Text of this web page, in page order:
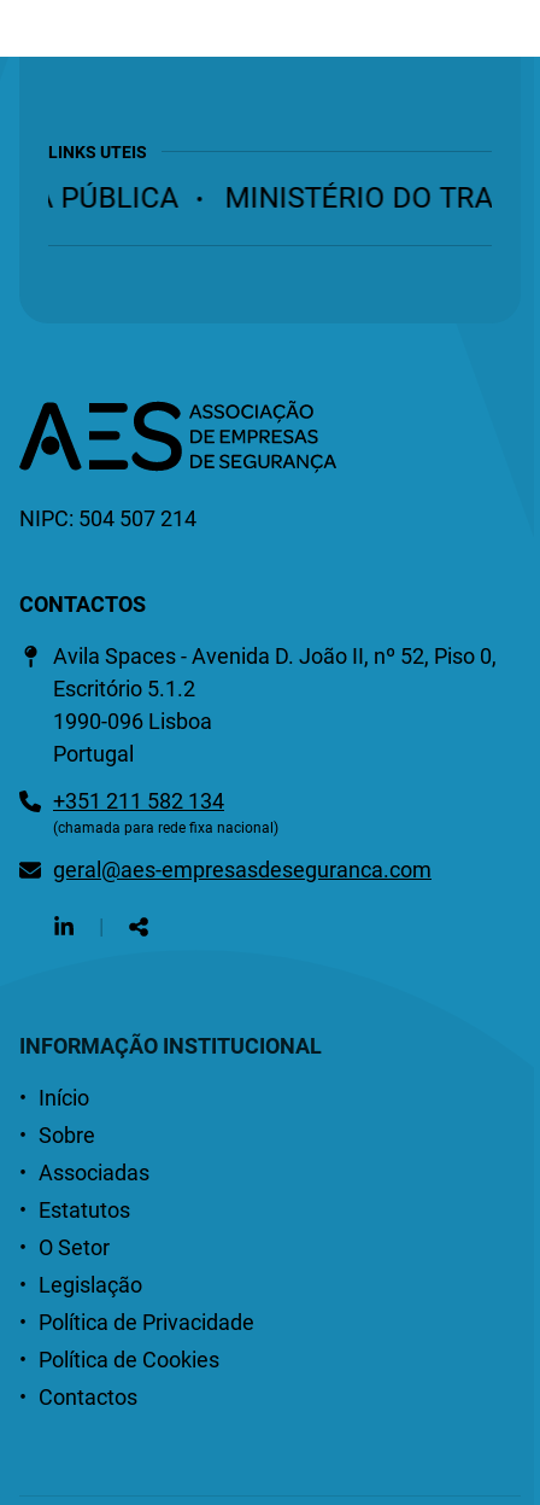
LINKS UTEIS
PÚBLICA MINISTÉRIO DO
NIPC: 504 507 214
CONTACTOS
Morada
Avila Spaces - Avenida D. João II, nº 52, Piso 0,
Escritório 5.1.2
1990-096 Lisboa
Portugal
Telefone
+351 211 582 134
(chamada para rede fixa nacional)
E-
geral@aes-empresasdeseguranca.com
Siga-
|
INFORMAÇÃO INSTITUCIONAL
Início
Sobre
Associadas
Estatutos
O Setor
Legislação
Política de Privacidade
Política de Cookies
Contactos